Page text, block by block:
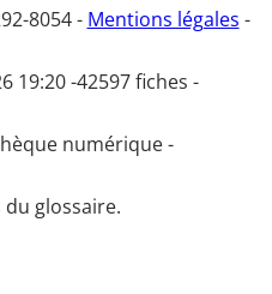
8054 - Mentions légales -
19:20 -42597 fiches -
numérique -
glossaire.